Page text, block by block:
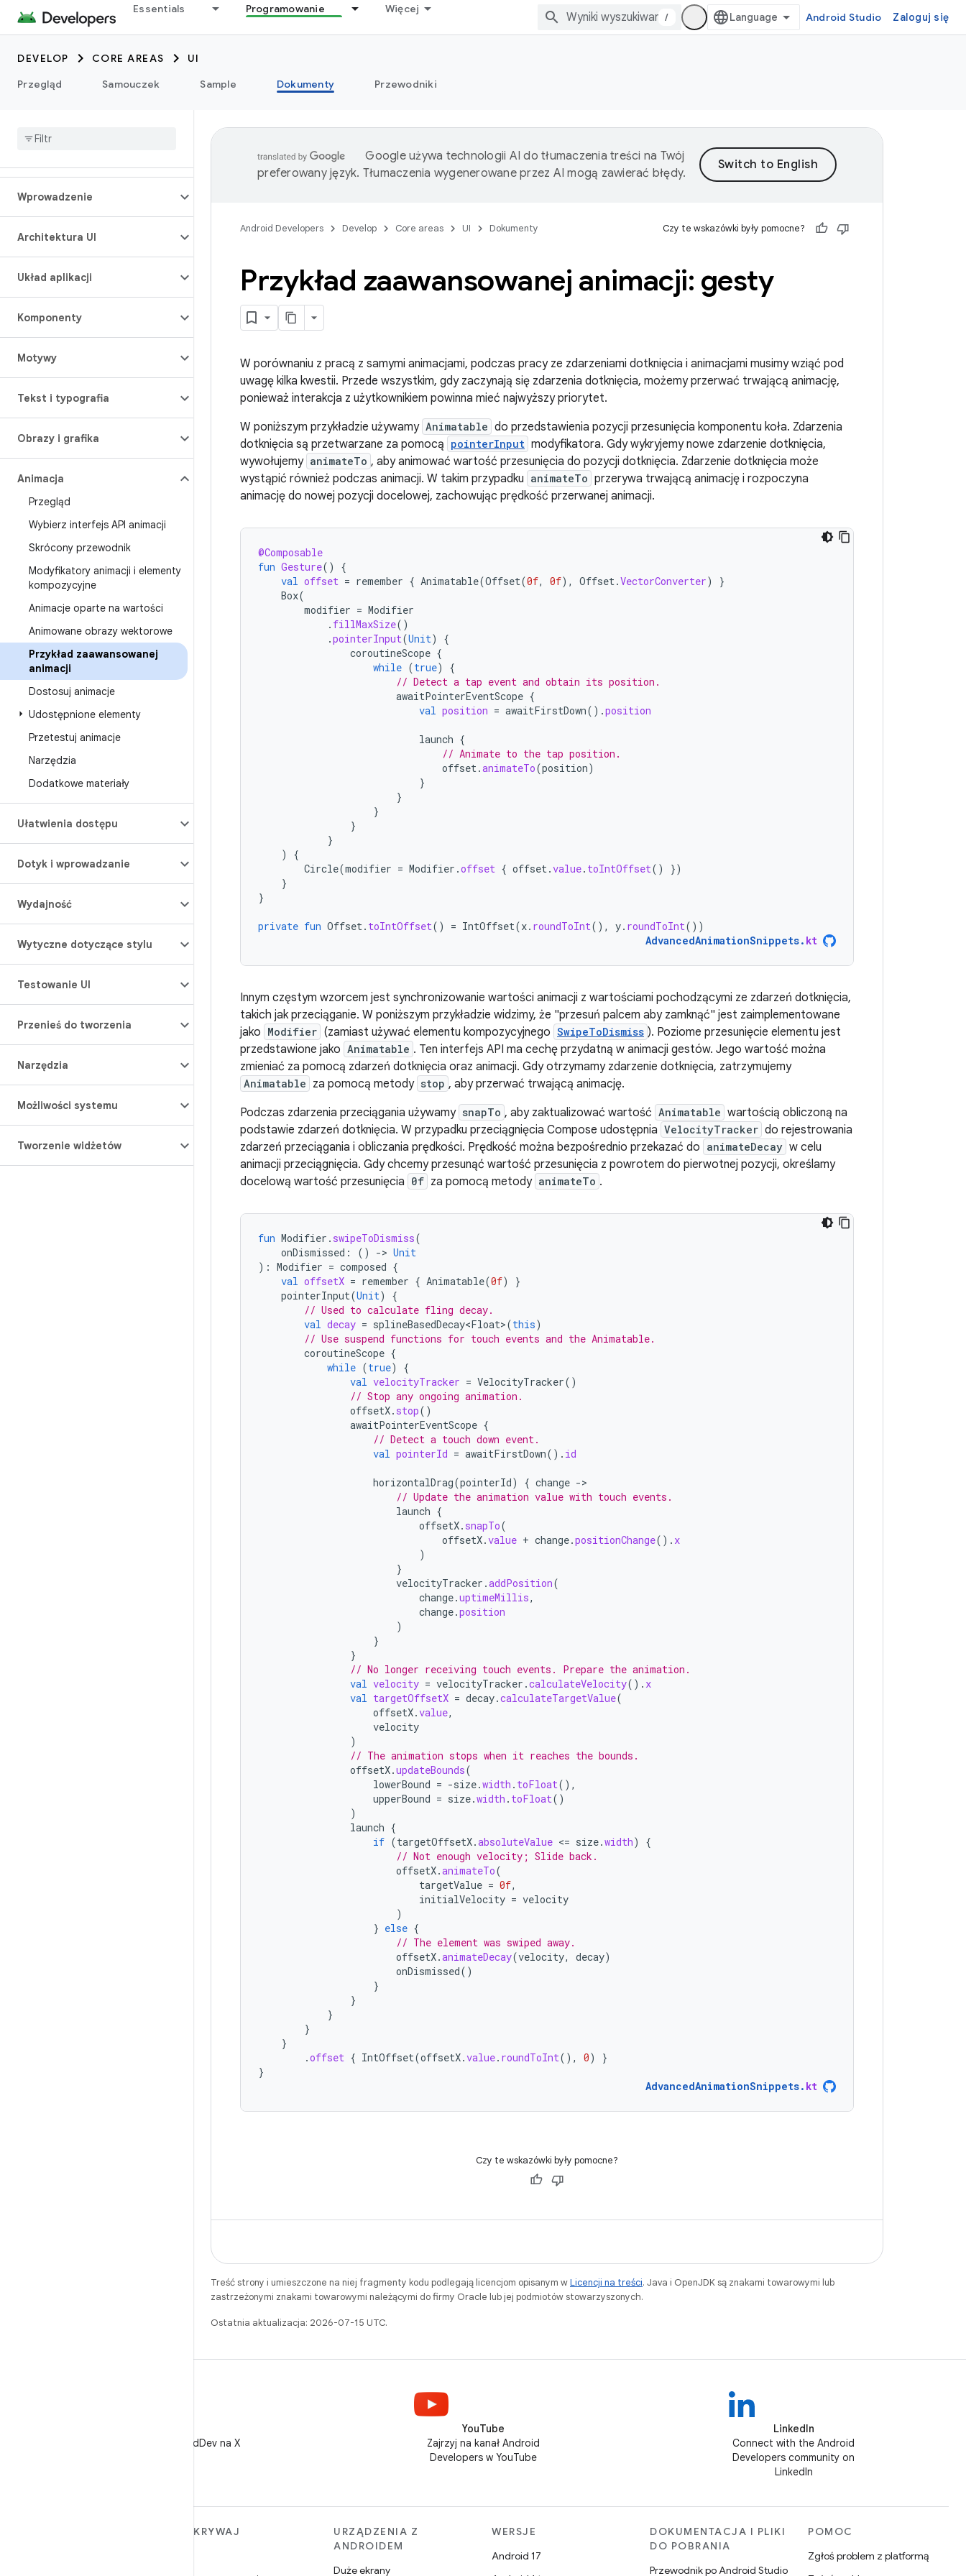
Essentials Programowanie Więcej
/ Android Studio Zaloguj się
DEVELOP CORE AREAS
UI
Przegląd
Samouczek Sample Dokumenty Przewodniki
Wprowadzenie
Architektura UI
Układ aplikacji
Komponenty
Motywy
Tekst i typografia
Obrazy i grafika
Animacja
Przegląd
Wybierz interfejs API animacji
Skrócony przewodnik
Modyfikatory animacji i elementy
kompozycyjne
Animacje oparte na wartości
Animowane obrazy wektorowe
Przykład zaawansowanej
animacji
Dostosuj animacje
Udostępnione elementy
Przetestuj animacje
Narzędzia
Dodatkowe materiały
Ułatwienia dostępu
Dotyk i wprowadzanie
Wydajność
Wytyczne dotyczące stylu
Testowanie UI
Przenieś do tworzenia
Narzędzia
Możliwości systemu
Tworzenie widżetów
Google używa technologii AI do tłumaczenia treści na Twój
preferowany język. Tłumaczenia wygenerowane przez AI mogą zawierać błędy.
Android Developers Develop Core areas UI Dokumenty Czy te wskazówki były pomocne?
Przykład zaawansowanej animacji: gesty
W porównaniu z pracą z samymi animacjami, podczas pracy ze zdarzeniami dotknięcia i animacjami musimy wziąć pod
uwagę kilka kwestii. Przede wszystkim, gdy zaczynają się zdarzenia dotknięcia, możemy przerwać trwającą animację,
ponieważ interakcja z użytkownikiem powinna mieć najwyższy priorytet.
W poniższym przykładzie używamy Animatable do przedstawienia pozycji przesunięcia komponentu koła. Zdarzenia
dotknięcia są przetwarzane za pomocą pointerInput modyfikatora. Gdy wykryjemy nowe zdarzenie dotknięcia,
wywołujemy animateTo , aby animować wartość przesunięcia do pozycji dotknięcia. Zdarzenie dotknięcia może
wystąpić również podczas animacji. W takim przypadku animateTo przerywa trwającą animację i rozpoczyna
animację do nowej pozycji docelowej, zachowując prędkość przerwanej animacji.
@Composable
fun Gesture()
{
val offset = remember { Animatable(Offset(0f, 0f), Offset.VectorConverter)
}
Box(
modifier = Modifier
. fillMaxSize()
.pointerInput(Unit)
{
coroutineScope {
while (true)
{
// Detect a tap event and obtain its position.
awaitPointerEventScope {
val position = awaitFirstDown().position
launch {
// Animate to the tap position.
offset.animateTo(position)
}
}
}
}
}
)
{
Circle(modifier = Modifier .offset { offset.value. toIntOffset()
})
}
}
private fun Offset. toIntOffset() = IntOffset(x. roundToInt(), y. roundToInt())
AdvancedAnimationSnippets. kt
Innym częstym wzorcem jest synchronizowanie wartości animacji z wartościami pochodzącymi ze zdarzeń dotknięcia,
takich jak przeciąganie. W poniższym przykładzie widzimy, że "przesuń palcem aby zamknąć" jest zaimplementowane
jako Modifier (zamiast używać elementu kompozycyjnego SwipeToDismiss ). Poziome przesunięcie elementu jest
przedstawione jako Animatable . Ten interfejs API ma cechę przydatną w animacji gestów. Jego wartość można
zmieniać za pomocą zdarzeń dotknięcia oraz animacji. Gdy otrzymamy zdarzenie dotknięcia, zatrzymujemy
Animatable za pomocą metody stop , aby przerwać trwającą animację.
Podczas zdarzenia przeciągania używamy snapTo , aby zaktualizować wartość Animatable wartością obliczoną na
podstawie zdarzeń dotknięcia. W przypadku przeciągnięcia Compose udostępnia VelocityTracker do rejestrowania
zdarzeń przeciągania i obliczania prędkości. Prędkość można bezpośrednio przekazać do animateDecay w celu
animacji przeciągnięcia. Gdy chcemy przesunąć wartość przesunięcia z powrotem do pierwotnej pozycji, określamy
docelową wartość przesunięcia 0f za pomocą metody animateTo .
fun Modifier . swipeToDismiss(
onDismissed : () -> Unit
): Modifier = composed {
val offsetX = remember { Animatable(0f)
}
pointerInput(Unit)
{
// Used to calculate fling decay.
val decay = splineBasedDecay<Float>(this)
// Use suspend functions for touch events and the Animatable.
coroutineScope {
while (true)
{
val velocityTracker = VelocityTracker()
// Stop any ongoing animation.
offsetX. stop()
awaitPointerEventScope {
// Detect a touch down event.
val pointerId = awaitFirstDown(). id
horizontalDrag(pointerId) { change -
// Update the animation value with touch events.
launch {
offsetX. snapTo(
offsetX.value + change.positionChange(). x
)
}
velocityTracker .addPosition(
change.uptimeMillis,
change.position
)
}
}
// No longer receiving touch events. Prepare the animation.
val velocity = velocityTracker .calculateVelocity(). x
val targetOffsetX = decay.calculateTargetValue(
offsetX.value,
velocity
)
// The animation stops when it reaches the bounds.
offsetX.updateBounds(
lowerBound = -size.width . toFloat(),
upperBound = size.width . toFloat()
)
launch {
if (targetOffsetX.absoluteValue <= size.width)
{
// Not enough velocity; Slide back.
offsetX.animateTo(
targetValue = 0f,
initialVelocity = velocity
)
} else {
// The element was swiped away.
offsetX.animateDecay(velocity, decay)
onDismissed()
}
}
}
}
}
.offset { IntOffset(offsetX.value. roundToInt(), 0)
}
}
AdvancedAnimationSnippets. kt
Czy te wskazówki były pomocne?
Treść strony i umieszczone na niej fragmenty kodu podlegają licencjom opisanym wLicencji na treści. Java i OpenJDK są znakami towarowymi lub
zastrzeżonymi znakami towarowymi należącymi do firmy Oracle lub jej podmiotów stowarzyszonych.
Ostatnia aktualizacja: 2026-07-15 UTC.
Obserwuj @AndroidDev na X
YouTube
Zajrzyj na kanał Android
Developers w YouTube
LinkedIn
Connect with the Android
Developers community on
LinkedIn
ODKRYWAJ
URZĄDZENIA Z
ANDROIDEM
Duże ekrany
WERSJE
Android 17
DOKUMENTACJA I PLIKI
DO POBRANIA
Przewodnik po Android Studio
POMOC
Zgłoś problem z platformą